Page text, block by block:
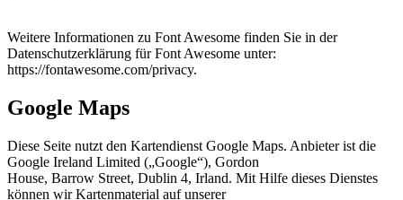
Weitere Informationen zu Font Awesome finden Sie in der
Datenschutzerklärung für Font Awesome unter:
https://fontawesome.com/privacy.
Google Maps
Diese Seite nutzt den Kartendienst Google Maps. Anbieter ist die
Google Ireland Limited („Google“), Gordon
House, Barrow Street, Dublin 4, Irland. Mit Hilfe dieses Dienstes
können wir Kartenmaterial auf unserer